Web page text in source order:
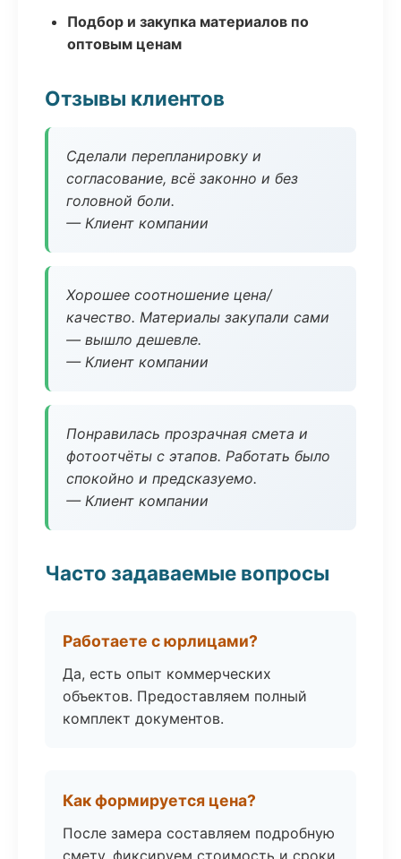
Подбор и закупка материалов по
оптовым ценам
Отзывы клиентов
Сделали перепланировку и
согласование, всё законно и без
головной боли.
— Клиент компании
Хорошее соотношение цена/
качество. Материалы закупали сами
— вышло дешевле.
— Клиент компании
Понравилась прозрачная смета и
фотоотчёты с этапов. Работать было
спокойно и предсказуемо.
— Клиент компании
Часто задаваемые вопросы
Работаете с юрлицами?
Да, есть опыт коммерческих
объектов. Предоставляем полный
комплект документов.
Как формируется цена?
После замера составляем подробную
смету, фиксируем стоимость и сроки